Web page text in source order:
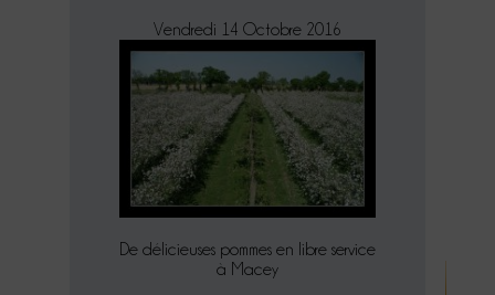
Vendredi 14 Octobre 2016
De délicieuses pommes en libre service
à Macey